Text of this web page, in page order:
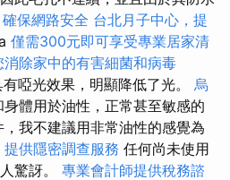
保網路安全 台北月子中心，提
僅需300元即可享受專業居家清
除家中的有害細菌和病毒
啞光效果，明顯降低了光。 烏
體用於油性，正常甚至敏感的
我不建議用非常油性的感覺為
供隱密調查服務 任何尚未使用
驚訝。 專業會計師提供稅務諮